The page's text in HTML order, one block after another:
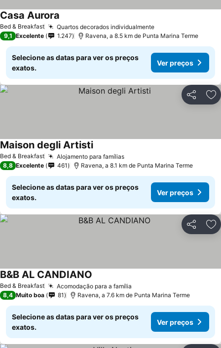
Bed & Breakfast Quartos decorados individualmente
Casa Aurora
9,1 Excelente 1.247 Ravena, a 8.5 km de Punta Marina Terme
Selecione as datas para ver os preços
exatos.
Ver preços
Partilhar
Bed & Breakfast Alojamento para famílias
Maison degli Artisti
8,8 Excelente 461 Ravena, a 8.1 km de Punta Marina Terme
Selecione as datas para ver os preços
exatos.
Ver preços
Partilhar
Bed & Breakfast Acomodação para a família
B&B AL CANDIANO
8,4 Muito boa 81 Ravena, a 7.6 km de Punta Marina Terme
Selecione as datas para ver os preços
exatos.
Ver preços